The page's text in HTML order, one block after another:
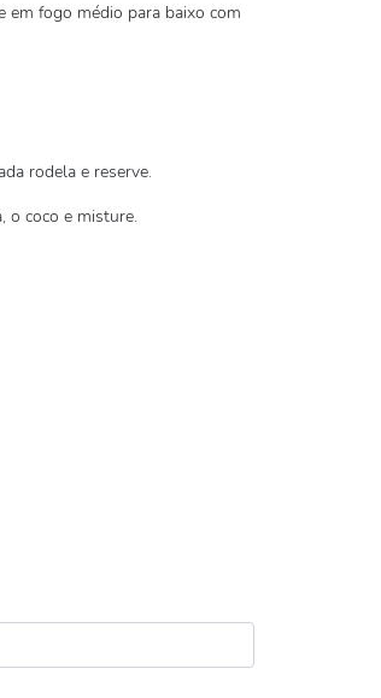
em fogo médio para baixo com
rodela e reserve.
o coco e misture.